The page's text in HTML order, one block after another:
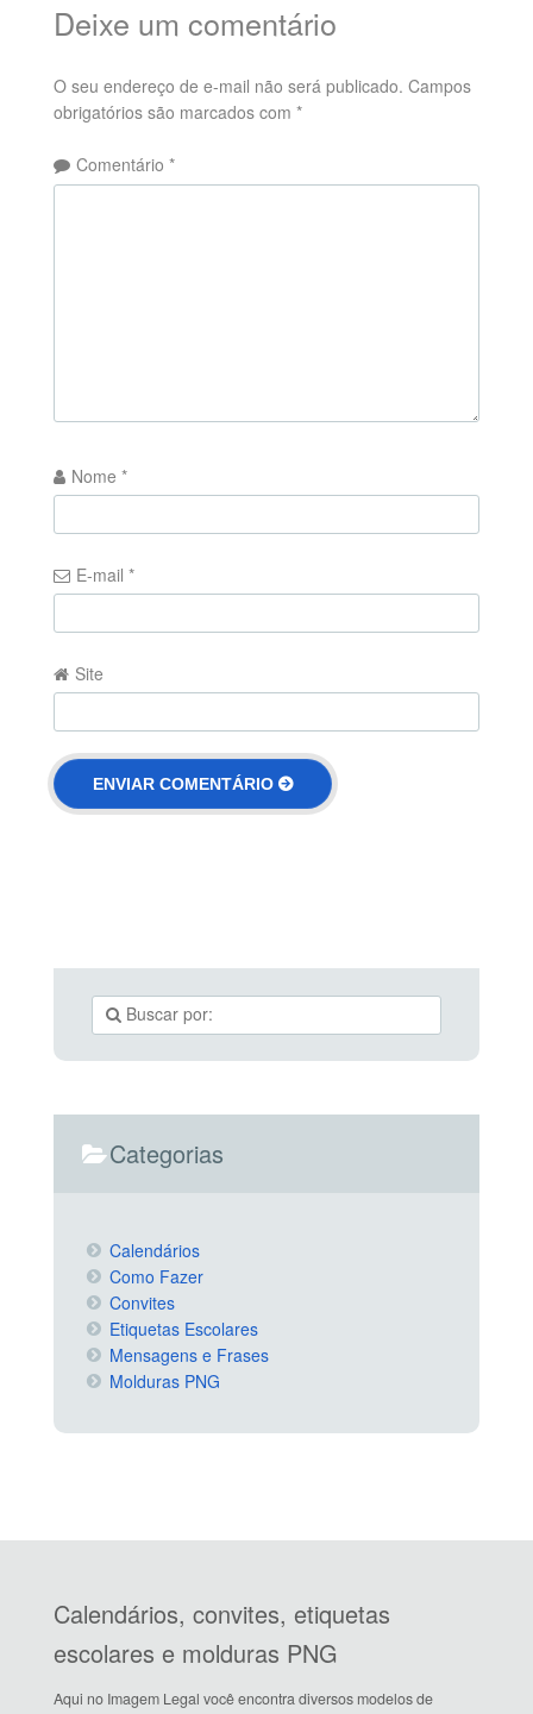
Deixe um comentário
O seu endereço de e-mail não será publicado. Campos
obrigatórios são marcados com *
Comentário *
Nome *
E-mail *
Site
Categorias
Calendários
Como Fazer
Convites
Etiquetas Escolares
Mensagens e Frases
Molduras PNG
Calendários, convites, etiquetas
escolares e molduras PNG
Aqui no Imagem Legal você encontra diversos modelos de